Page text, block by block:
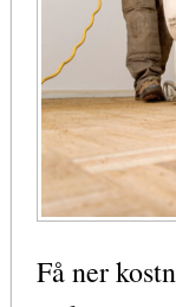
Få ner